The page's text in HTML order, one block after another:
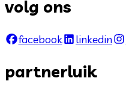
volg ons
facebook linkedin
partnerluik